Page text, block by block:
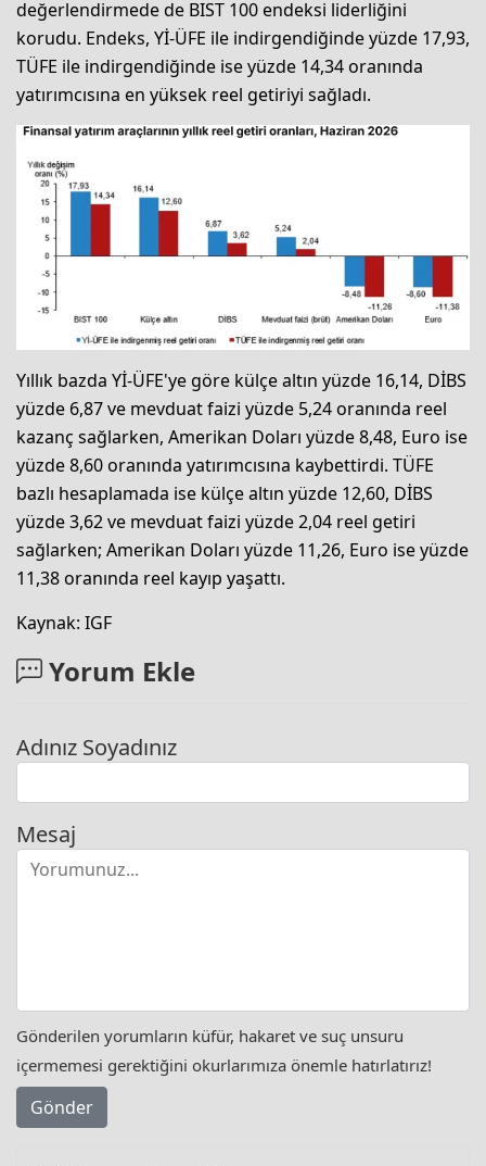
değerlendirmede de BIST 100 endeksi liderliğini
korudu. Endeks, Yİ-ÜFE ile indirgendiğinde yüzde 17,93,
TÜFE ile indirgendiğinde ise yüzde 14,34 oranında
yatırımcısına en yüksek reel getiriyi sağladı.
Yıllık bazda Yİ-ÜFE'ye göre külçe altın yüzde 16,14, DİBS
yüzde 6,87 ve mevduat faizi yüzde 5,24 oranında reel
kazanç sağlarken, Amerikan Doları yüzde 8,48, Euro ise
yüzde 8,60 oranında yatırımcısına kaybettirdi. TÜFE
bazlı hesaplamada ise külçe altın yüzde 12,60, DİBS
yüzde 3,62 ve mevduat faizi yüzde 2,04 reel getiri
sağlarken; Amerikan Doları yüzde 11,26, Euro ise yüzde
11,38 oranında reel kayıp yaşattı.
Kaynak: IGF
Yorum Ekle
Adınız Soyadınız
Mesaj
Gönderilen yorumların küfür, hakaret ve suç unsuru
içermemesi gerektiğini okurlarımıza önemle hatırlatırız!
Gönder